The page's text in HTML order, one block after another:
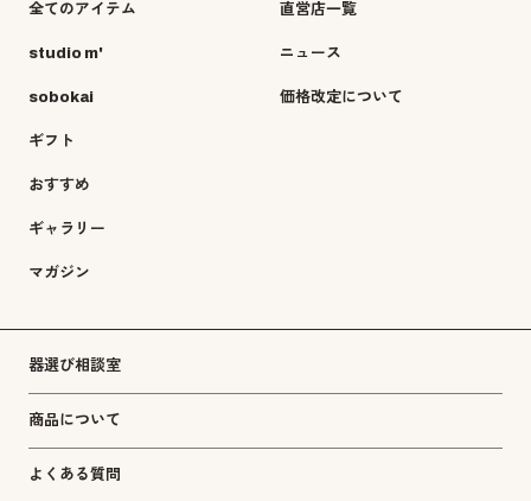
全てのアイテム
studio m'
sobokai
ギフト
おすすめ
ギャラリー
マガジン
直営店一覧
ニュース
価格改定について
器選び相談室
商品について
よくある質問